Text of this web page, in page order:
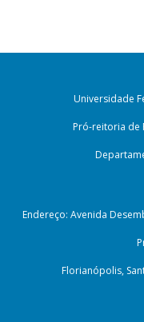
Universidade
Pró-reitoria de
Endereço: Avenida
Florianópolis,